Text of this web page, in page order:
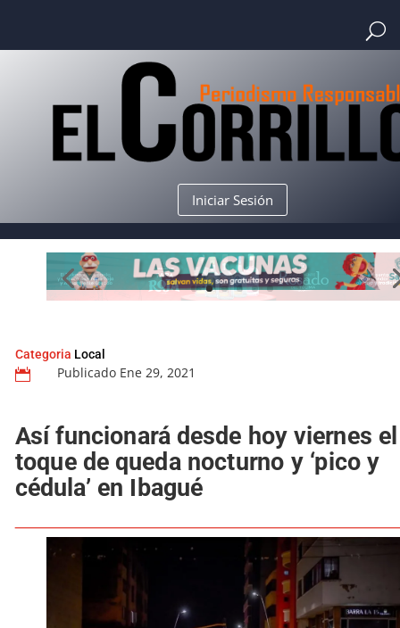
Iniciar Sesión
 Publicado Ene 29, 2021
Así funcionará desde hoy viernes el
toque de queda nocturno y ‘pico y
cédula’ en Ibagué